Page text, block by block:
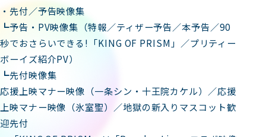
・先付／予告映像集
┗予告・PV映像集（特報／ティザー予告／本予告／90
秒でおさらいできる!「KING OF PRISM」／プリティー
ボーイズ紹介PV）
┗先付映像集
応援上映マナー映像（一条シン・十王院カケル）／応援
上映マナー映像（氷室聖）／地獄の新入りマスコット歓
迎先付